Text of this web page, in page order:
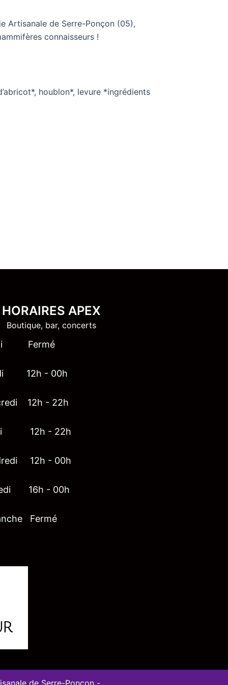
Artisanale de Serre-Ponçon (05),
connaisseurs !
houblon*, levure *ingrédients
HORAIRES APEX
Boutique, bar, concerts
Fermé
12h - 00h
12h - 22h
12h - 22h
12h - 00h
16h - 00h
Fermé
de Serre-Ponçon -